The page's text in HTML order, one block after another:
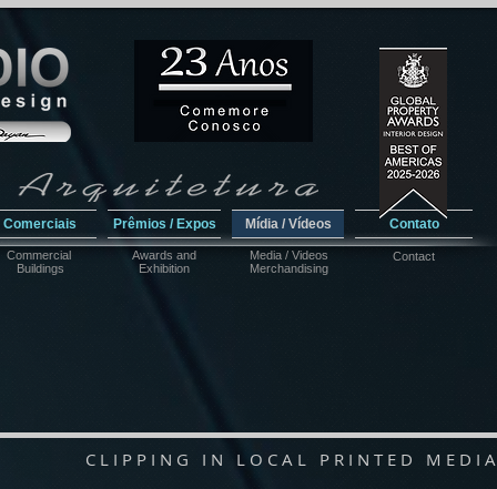
Comerciais Prêmios / Expos Mídia / Vídeos Contato
Commercial
Buildings
Media / Videos
Merchandising
Contact
Awards and
Exhibition
C L I P P I N G I N L O C A L P R I N T E D M E D I A